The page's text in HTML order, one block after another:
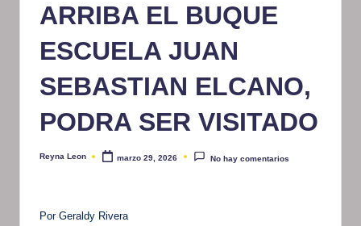
ARRIBA EL BUQUE
ESCUELA JUAN
SEBASTIAN ELCANO,
PODRA SER VISITADO
Publicado
Reyna Leon marzo 29, 2026 No hay comentarios
Por Geraldy Rivera